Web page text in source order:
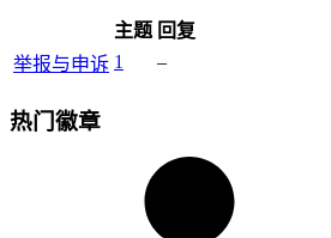
主题 回复
举报与申诉 1 –
热门徽章